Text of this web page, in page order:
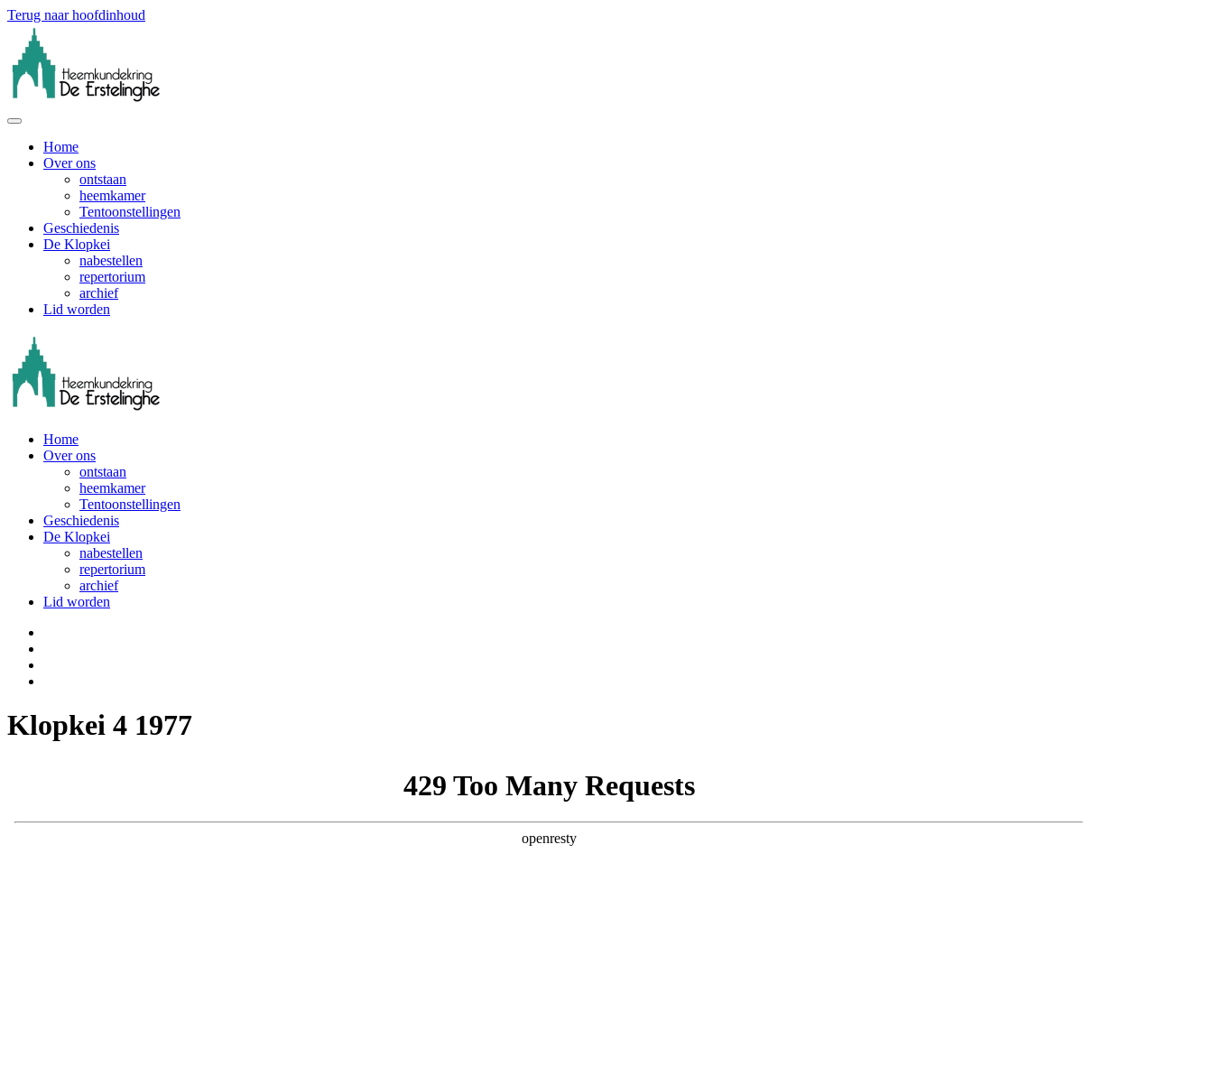
Terug naar hoofdinhoud
Home
Over ons
ontstaan
heemkamer
Tentoonstellingen
Geschiedenis
De Klopkei
nabestellen
repertorium
archief
Lid worden
Home
Over ons
ontstaan
heemkamer
Tentoonstellingen
Geschiedenis
De Klopkei
nabestellen
repertorium
archief
Lid worden
Klopkei 4 1977